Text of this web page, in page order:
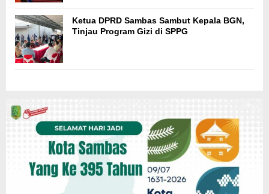
Ketua DPRD Sambas Sambut Kepala BGN,
Tinjau Program Gizi di SPPG